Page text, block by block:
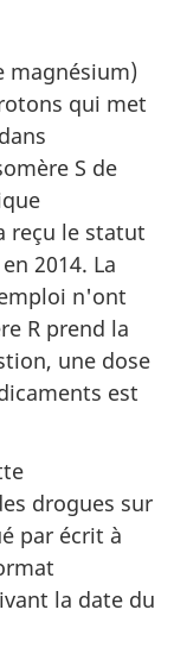
magnésium)
qui met
S de
reçu le statut
2014. La
n'ont
R prend la
une dose
est
drogues sur
par écrit à
la date du